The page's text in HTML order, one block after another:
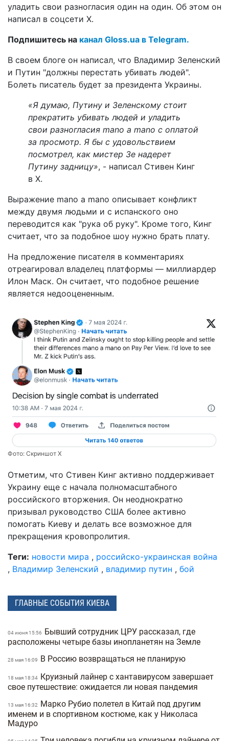
уладить свои разногласия один на один. Об этом он
написал в соцсети X.
Подпишитесь на канал Gloss.ua в Telegram.
В своем блоге он написал, что Владимир Зеленский
и Путин "должны перестать убивать людей".
Болеть писатель будет за президента Украины.
«Я думаю, Путину и Зеленскому стоит
прекратить убивать людей и уладить
свои разногласия mano a mano с оплатой
за просмотр. Я бы с удовольствием
посмотрел, как мистер Зе надерет
Путину задницу», - написал Стивен Кинг
в Х.
Выражение mano a mano описывает конфликт
между двумя людьми и с испанского оно
переводится как "рука об руку". Кроме того, Кинг
считает, что за подобное шоу нужно брать плату.
На предложение писателя в комментариях
отреагировал владелец платформы — миллиардер
Илон Маск. Он считает, что подобное решение
является недооцененным.
Фото: Скриншот Х
Отметим, что Стивен Кинг активно поддерживает
Украину еще с начала полномасштабного
российского вторжения. Он неоднократно
призывал руководство США более активно
помогать Киеву и делать все возможное для
прекращения кровопролития.
Теги: новости мира , российско-украинская война
, Владимир Зеленский , владимир путин , бой
ГЛАВНЫЕ СОБЫТИЯ КИЕВА
04 июня 15:56
Бывший сотрудник ЦРУ рассказал, где
расположены четыре базы инопланетян на Земле
28 мая 16:09 В Россию возвращаться не планирую
18 мая 18:34 Круизный лайнер с хантавирусом завершает
свое путешествие: ожидается ли новая пандемия
13 мая 16:32
Марко Рубио полетел в Китай под другим
именем и в спортивном костюме, как у Николаса
Мадуро